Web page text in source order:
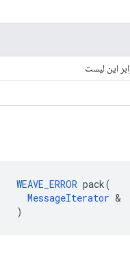
این لیست
WEAVE_ERROR pack(
MessageIterator &
)